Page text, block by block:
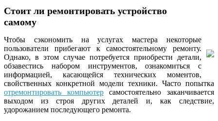
Стоит ли ремонтировать устройство
самому
Чтобы сэкономить на услугах мастера некоторые
пользователи прибегают к самостоятельному ремонту.
Однако, в этом случае потребуется приобрести детали,
обзавестись набором инструментов, ознакомиться с
информацией, касающейся технических моментов,
свойственных конкретной модели техники. Часто попытка
отремонтировать компьютерсамостоятельно заканчивается
выходом из строя других деталей и, как следствие,
удорожанием последующего ремонта.